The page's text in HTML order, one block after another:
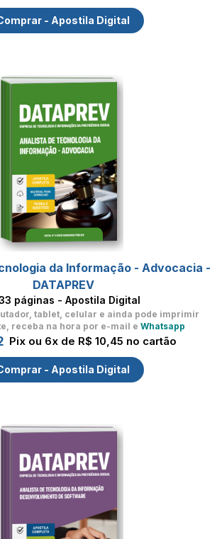
- Apostila Digital
da Informação - Advocacia -
DATAPREV
páginas - Apostila Digital
tablet, celular e ainda pode imprimir
receba na hora por e-mail e Whatsapp
Pix ou 6x de R$ 10,45 no cartão
- Apostila Digital